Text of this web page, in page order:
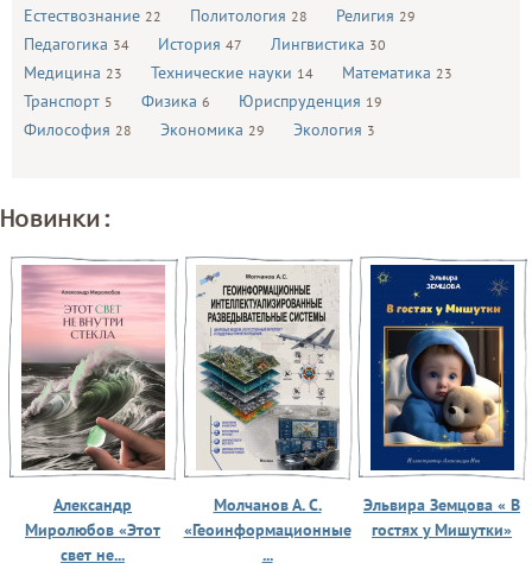
Естествознание 22 Политология 28 Религия 29
Педагогика 34 История 47 Лингвистика 30
Медицина 23 Технические науки 14 Математика 23
Транспорт 5 Физика 6 Юриспруденция 19
Философия 28 Экономика 29 Экология 3
Новинки:
Александр
Миролюбов «Этот
свет не...
Молчанов А. С.
«Геоинформационные
...
Эльвира Земцова « В
гостях у Мишутки»